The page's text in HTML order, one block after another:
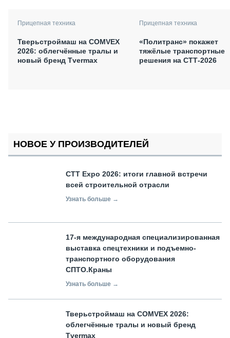
Прицепная техника
Тверьстроймаш на COMVEX
2026: облегчённые тралы и
новый бренд Tvermax
Прицепная техника
«Политранс» покажет
тяжёлые транспортные
решения на СТТ-2026
НОВОЕ У ПРОИЗВОДИТЕЛЕЙ
СТТ Expo 2026: итоги главной встречи
всей строительной отрасли
Узнать больше →
17-я международная специализированная
выставка спецтехники и подъемно-
транспортного оборудования
СПТО.Краны
Узнать больше →
Тверьстроймаш на COMVEX 2026:
облегчённые тралы и новый бренд
Tvermax